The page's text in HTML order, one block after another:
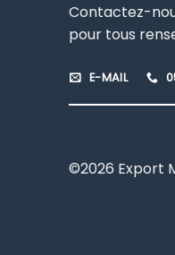
Contactez-
pour tous
E-MAIL
©2026 Export